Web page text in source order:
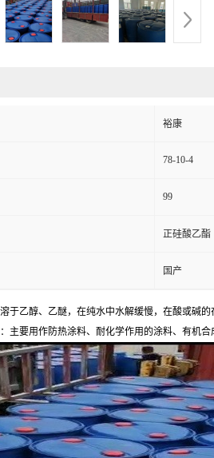
裕康
78-10-4
99
正硅酸乙酯
国产
于乙醇、乙醚，在纯水中水解缓慢，在酸或碱
主要用作防热涂料、耐化学作用的涂料、有机合